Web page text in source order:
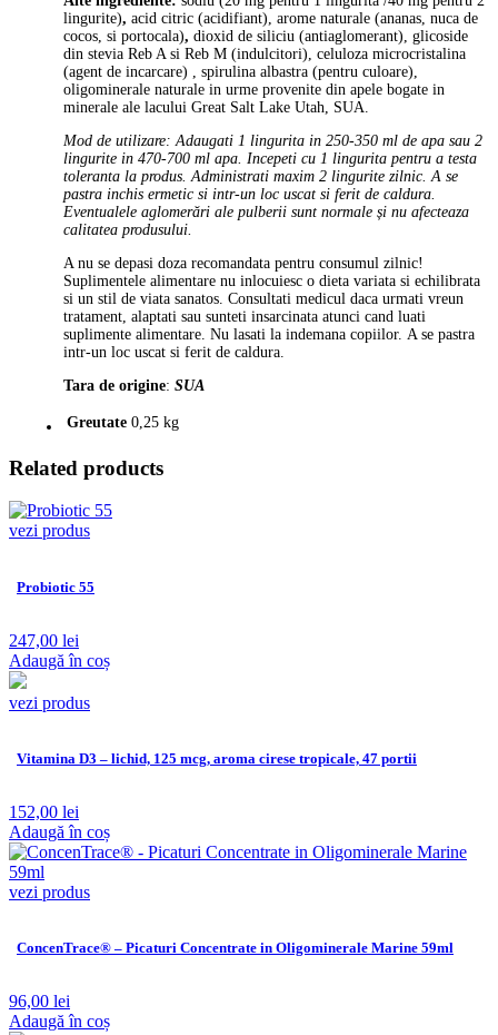
lingurite), acid citric (acidifiant), arome naturale (ananas, nuca de
cocos, si portocala), dioxid de siliciu (antiaglomerant), glicoside
din stevia Reb A si Reb M (indulcitori), celuloza microcristalina
(agent de incarcare) , spirulina albastra (pentru culoare),
oligominerale naturale in urme provenite din apele bogate in
minerale ale lacului Great Salt Lake Utah, SUA.
Mod de utilizare: Adaugati 1 lingurita in 250-350 ml de apa sau 2
lingurite in 470-700 ml apa. Incepeti cu 1 lingurita pentru a testa
toleranta la produs. Administrati maxim 2 lingurite zilnic. A se
pastra inchis ermetic si intr-un loc uscat si ferit de caldura.
Eventualele aglomerări ale pulberii sunt normale și nu afecteaza
calitatea produsului.
A nu se depasi doza recomandata pentru consumul zilnic!
Suplimentele alimentare nu inlocuiesc o dieta variata si echilibrata
si un stil de viata sanatos. Consultati medicul daca urmati vreun
tratament, alaptati sau sunteti insarcinata atunci cand luati
suplimente alimentare. Nu lasati la indemana copiilor. A se pastra
intr-un loc uscat si ferit de caldura.
Tara de origine: SUA
Greutate 0,25 kg
Related products
vezi produs
Probiotic 55
247,00 lei
Adaugă în coș
vezi produs
Vitamina D3 – lichid, 125 mcg, aroma cirese tropicale, 47 portii
152,00 lei
Adaugă în coș
vezi produs
ConcenTrace® – Picaturi Concentrate in Oligominerale Marine 59ml
96,00 lei
Adaugă în coș